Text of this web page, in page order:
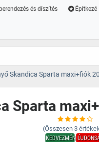
és díszítés Építkezé
Skandica Sparta maxi+fiók
Sparta
(Összesen 3
KEDVEZMÉNY